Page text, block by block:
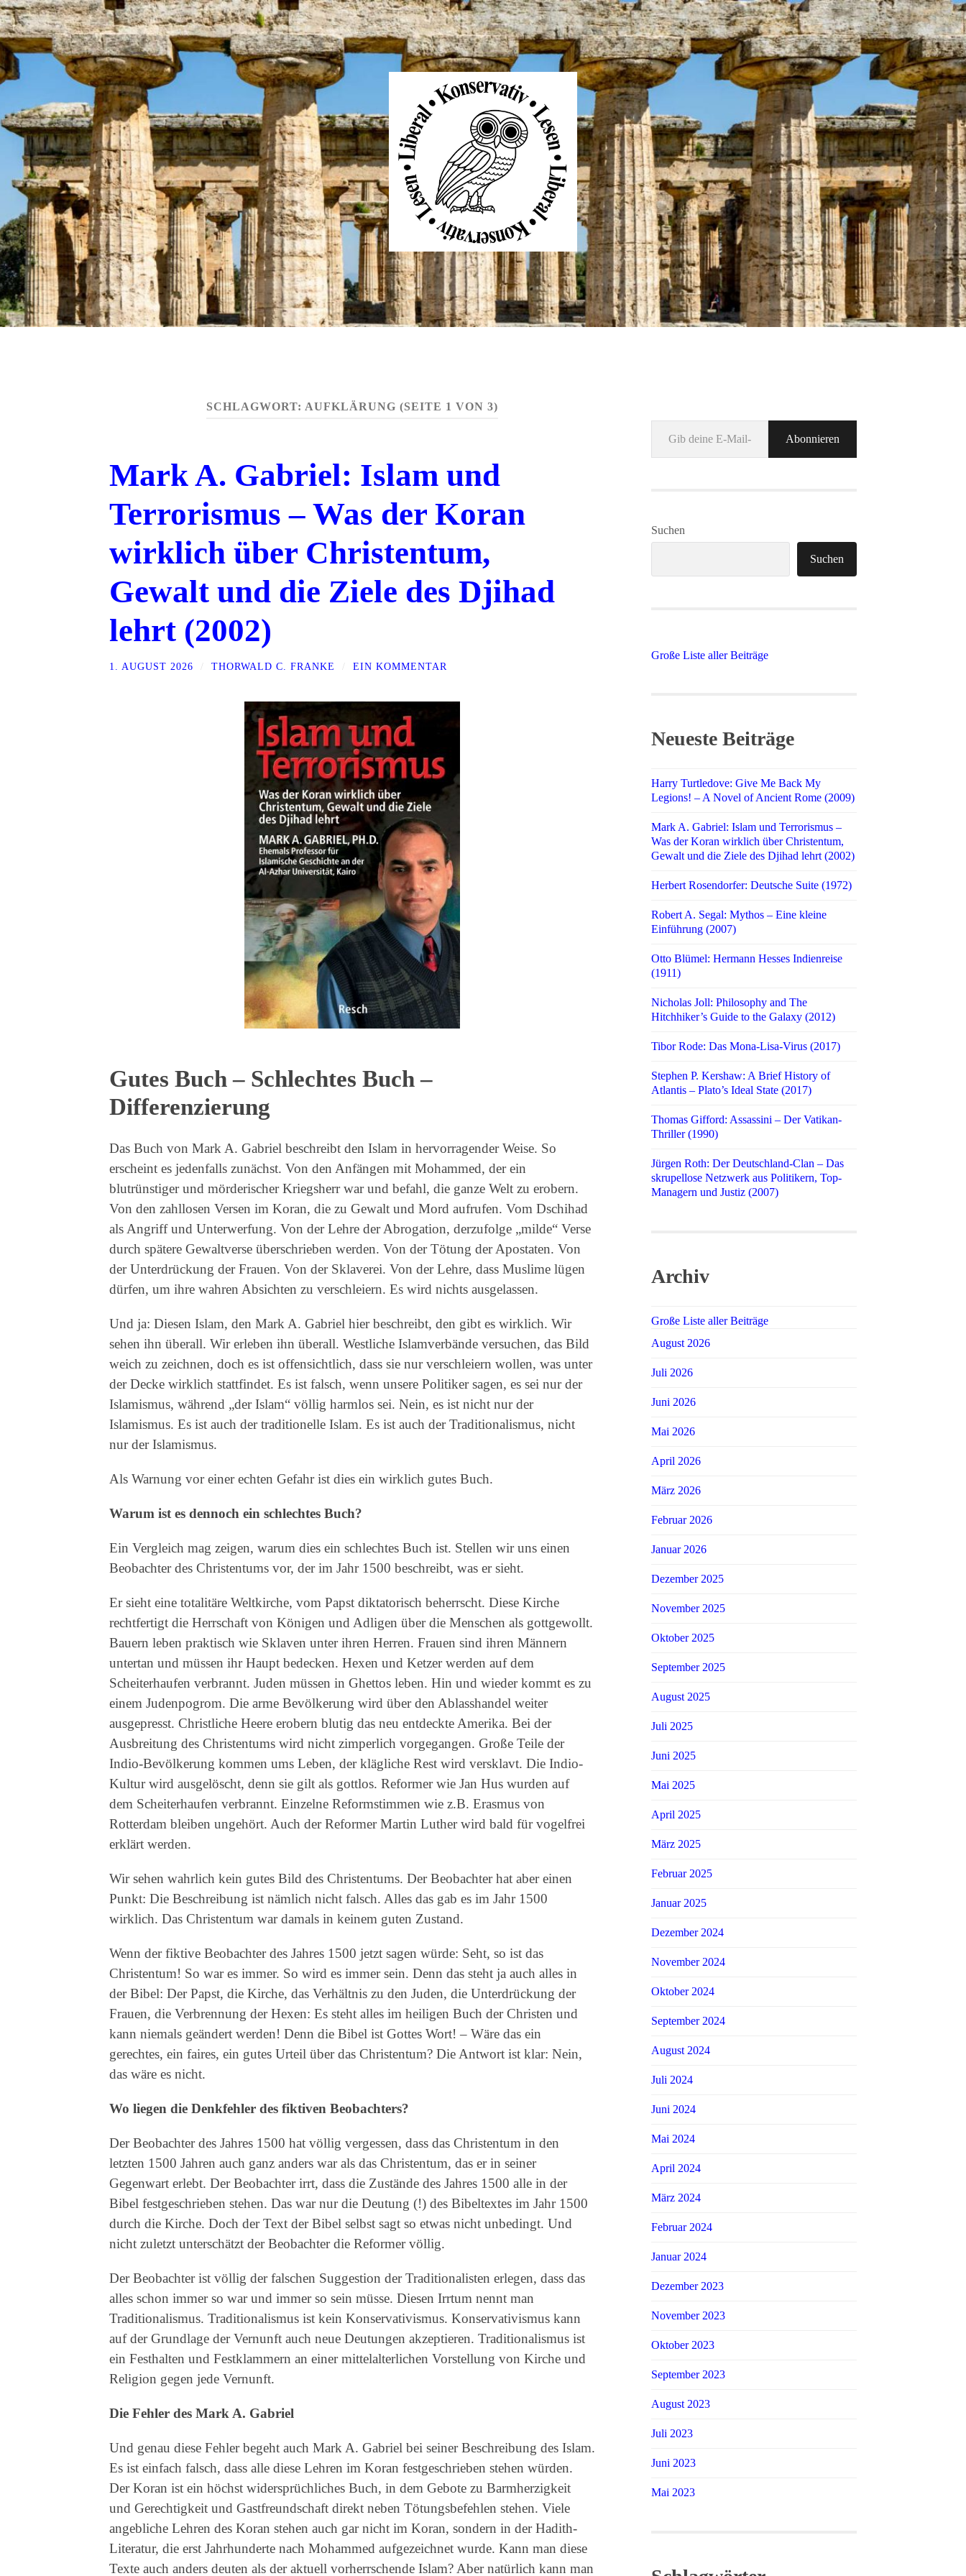
Liberal
Konservativ
Lesen
SCHLAGWORT: AUFKLÄRUNG (SEITE 1 VON 3)
Mark A. Gabriel: Islam und
Terrorismus – Was der Koran
wirklich über Christentum,
Gewalt und die Ziele des Djihad
lehrt (2002)
1. AUGUST 2026 THORWALD C. FRANKE EIN KOMMENTAR
Gutes Buch – Schlechtes Buch –
Differenzierung
Das Buch von Mark A. Gabriel beschreibt den Islam in hervorragender Weise. So
erscheint es jedenfalls zunächst. Von den Anfängen mit Mohammed, der ein
blutrünstiger und mörderischer Kriegsherr war und befahl, die ganze Welt zu erobern.
Von den zahllosen Versen im Koran, die zu Gewalt und Mord aufrufen. Vom Dschihad
als Angriff und Unterwerfung. Von der Lehre der Abrogation, derzufolge „milde“ Verse
durch spätere Gewaltverse überschrieben werden. Von der Tötung der Apostaten. Von
der Unterdrückung der Frauen. Von der Sklaverei. Von der Lehre, dass Muslime lügen
dürfen, um ihre wahren Absichten zu verschleiern. Es wird nichts ausgelassen.
Und ja: Diesen Islam, den Mark A. Gabriel hier beschreibt, den gibt es wirklich. Wir
sehen ihn überall. Wir erleben ihn überall. Westliche Islamverbände versuchen, das Bild
weich zu zeichnen, doch es ist offensichtlich, dass sie nur verschleiern wollen, was unter
der Decke wirklich stattfindet. Es ist falsch, wenn unsere Politiker sagen, es sei nur der
Islamismus, während „der Islam“ völlig harmlos sei. Nein, es ist nicht nur der
Islamismus. Es ist auch der traditionelle Islam. Es ist auch der Traditionalismus, nicht
nur der Islamismus.
Als Warnung vor einer echten Gefahr ist dies ein wirklich gutes Buch.
Warum ist es dennoch ein schlechtes Buch?
Ein Vergleich mag zeigen, warum dies ein schlechtes Buch ist. Stellen wir uns einen
Beobachter des Christentums vor, der im Jahr 1500 beschreibt, was er sieht.
Er sieht eine totalitäre Weltkirche, vom Papst diktatorisch beherrscht. Diese Kirche
rechtfertigt die Herrschaft von Königen und Adligen über die Menschen als gottgewollt.
Bauern leben praktisch wie Sklaven unter ihren Herren. Frauen sind ihren Männern
untertan und müssen ihr Haupt bedecken. Hexen und Ketzer werden auf dem
Scheiterhaufen verbrannt. Juden müssen in Ghettos leben. Hin und wieder kommt es zu
einem Judenpogrom. Die arme Bevölkerung wird über den Ablasshandel weiter
ausgepresst. Christliche Heere erobern blutig das neu entdeckte Amerika. Bei der
Ausbreitung des Christentums wird nicht zimperlich vorgegangen. Große Teile der
Indio-Bevölkerung kommen ums Leben, der klägliche Rest wird versklavt. Die Indio-
Kultur wird ausgelöscht, denn sie gilt als gottlos. Reformer wie Jan Hus wurden auf
dem Scheiterhaufen verbrannt. Einzelne Reformstimmen wie z.B. Erasmus von
Rotterdam bleiben ungehört. Auch der Reformer Martin Luther wird bald für vogelfrei
erklärt werden.
Wir sehen wahrlich kein gutes Bild des Christentums. Der Beobachter hat aber einen
Punkt: Die Beschreibung ist nämlich nicht falsch. Alles das gab es im Jahr 1500
wirklich. Das Christentum war damals in keinem guten Zustand.
Wenn der fiktive Beobachter des Jahres 1500 jetzt sagen würde: Seht, so ist das
Christentum! So war es immer. So wird es immer sein. Denn das steht ja auch alles in
der Bibel: Der Papst, die Kirche, das Verhältnis zu den Juden, die Unterdrückung der
Frauen, die Verbrennung der Hexen: Es steht alles im heiligen Buch der Christen und
kann niemals geändert werden! Denn die Bibel ist Gottes Wort! – Wäre das ein
gerechtes, ein faires, ein gutes Urteil über das Christentum? Die Antwort ist klar: Nein,
das wäre es nicht.
Wo liegen die Denkfehler des fiktiven Beobachters?
Der Beobachter des Jahres 1500 hat völlig vergessen, dass das Christentum in den
letzten 1500 Jahren auch ganz anders war als das Christentum, das er in seiner
Gegenwart erlebt. Der Beobachter irrt, dass die Zustände des Jahres 1500 alle in der
Bibel festgeschrieben stehen. Das war nur die Deutung (!) des Bibeltextes im Jahr 1500
durch die Kirche. Doch der Text der Bibel selbst sagt so etwas nicht unbedingt. Und
nicht zuletzt unterschätzt der Beobachter die Reformer völlig.
Der Beobachter ist völlig der falschen Suggestion der Traditionalisten erlegen, dass das
alles schon immer so war und immer so sein müsse. Diesen Irrtum nennt man
Traditionalismus. Traditionalismus ist kein Konservativismus. Konservativismus kann
auf der Grundlage der Vernunft auch neue Deutungen akzeptieren. Traditionalismus ist
ein Festhalten und Festklammern an einer mittelalterlichen Vorstellung von Kirche und
Religion gegen jede Vernunft.
Die Fehler des Mark A. Gabriel
Und genau diese Fehler begeht auch Mark A. Gabriel bei seiner Beschreibung des Islam.
Es ist einfach falsch, dass alle diese Lehren im Koran festgeschrieben stehen würden.
Der Koran ist ein höchst widersprüchliches Buch, in dem Gebote zu Barmherzigkeit
und Gerechtigkeit und Gastfreundschaft direkt neben Tötungsbefehlen stehen. Viele
angebliche Lehren des Koran stehen auch gar nicht im Koran, sondern in der Hadith-
Literatur, die erst Jahrhunderte nach Mohammed aufgezeichnet wurde. Kann man diese
Texte auch anders deuten als der aktuell vorherrschende Islam? Aber natürlich kann man
Gib deine E-Mail-Adresse ein ...
Abonnieren
Suchen
Suchen
Große Liste aller Beiträge
Neueste Beiträge
Harry Turtledove: Give Me Back My
Legions! – A Novel of Ancient Rome (2009)
Mark A. Gabriel: Islam und Terrorismus –
Was der Koran wirklich über Christentum,
Gewalt und die Ziele des Djihad lehrt (2002)
Herbert Rosendorfer: Deutsche Suite (1972)
Robert A. Segal: Mythos – Eine kleine
Einführung (2007)
Otto Blümel: Hermann Hesses Indienreise
(1911)
Nicholas Joll: Philosophy and The
Hitchhiker’s Guide to the Galaxy (2012)
Tibor Rode: Das Mona-Lisa-Virus (2017)
Stephen P. Kershaw: A Brief History of
Atlantis – Plato’s Ideal State (2017)
Thomas Gifford: Assassini – Der Vatikan-
Thriller (1990)
Jürgen Roth: Der Deutschland-Clan – Das
skrupellose Netzwerk aus Politikern, Top-
Managern und Justiz (2007)
Archiv
Große Liste aller Beiträge
August 2026
Juli 2026
Juni 2026
Mai 2026
April 2026
März 2026
Februar 2026
Januar 2026
Dezember 2025
November 2025
Oktober 2025
September 2025
August 2025
Juli 2025
Juni 2025
Mai 2025
April 2025
März 2025
Februar 2025
Januar 2025
Dezember 2024
November 2024
Oktober 2024
September 2024
August 2024
Juli 2024
Juni 2024
Mai 2024
April 2024
März 2024
Februar 2024
Januar 2024
Dezember 2023
November 2023
Oktober 2023
September 2023
August 2023
Juli 2023
Juni 2023
Mai 2023